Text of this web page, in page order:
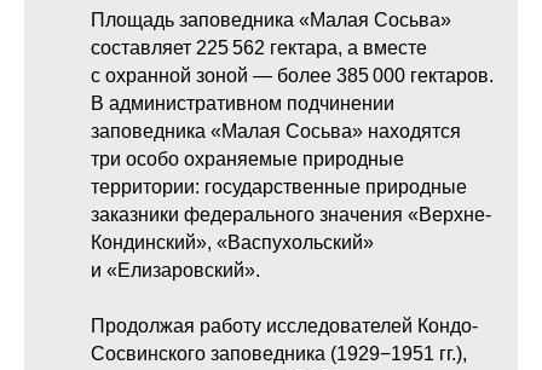
Площадь заповедника «Малая Сосьва»
составляет 225 562 гектара, а вместе
с охранной зоной — более 385 000 гектаров.
В административном подчинении
заповедника «Малая Сосьва» находятся
три особо охраняемые природные
территории: государственные природные
заказники федерального значения «Верхне-
Кондинский», «Васпухольский»
и «Елизаровский».
Продолжая работу исследователей Кондо-
Сосвинского заповедника (1929−1951 гг.),